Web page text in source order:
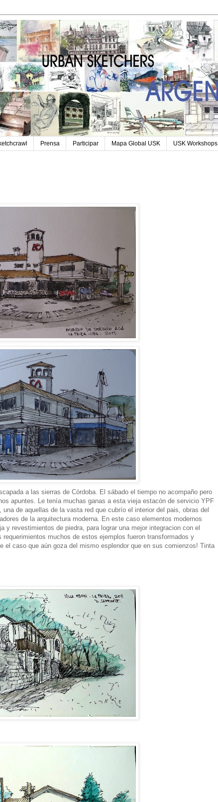
Prensa Participar Mapa Global USK USK Workshops
a las sierras de Córdoba. El sábado el tiempo no acompaño pero
apuntes. Le tenía muchas ganas a esta vieja estacón de servicio YPF
de aquellas de la vasta red que cubrío el interior del pais, obras del
de la arquitectura moderna. En este caso elementos modernos
y revestimientos de piedra, para lograr una mejor integracion con el
muchos de estos ejemplos fueron transformados y
el caso que aún goza del mismo esplendor que en sus comienzos! Tinta